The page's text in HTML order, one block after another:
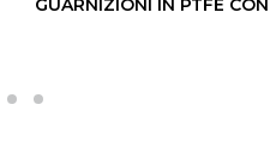
GUARNIZIONI IN PTFE